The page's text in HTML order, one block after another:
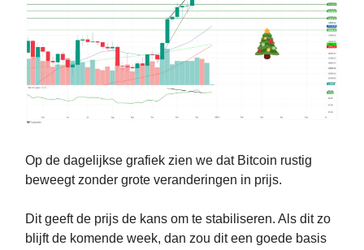
Op de dagelijkse grafiek zien we dat Bitcoin rustig
beweegt zonder grote veranderingen in prijs.
Dit geeft de prijs de kans om te stabiliseren. Als dit zo
blijft de komende week, dan zou dit een goede basis